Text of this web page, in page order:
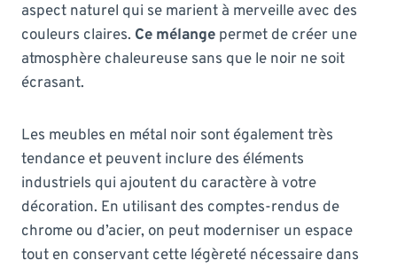
aspect naturel qui se marient à merveille avec des
couleurs claires. Ce mélange permet de créer une
atmosphère chaleureuse sans que le noir ne soit
écrasant.
Les meubles en métal noir sont également très
tendance et peuvent inclure des éléments
industriels qui ajoutent du caractère à votre
décoration. En utilisant des comptes-rendus de
chrome ou d’acier, on peut moderniser un espace
tout en conservant cette légèreté nécessaire dans